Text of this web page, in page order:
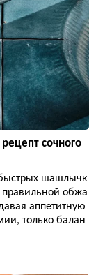
сочного
шашлычк
правильной обжа
аппетитную
только балан